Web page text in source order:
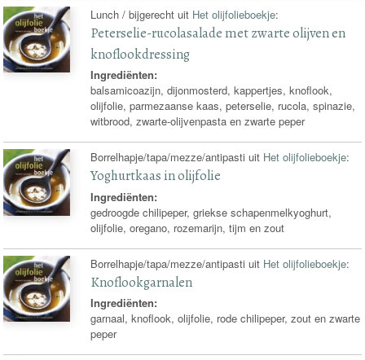
Lunch / bijgerecht uit Het olijfolieboekje:
Peterselie-rucolasalade met zwarte olijven en
knoflookdressing
Ingrediënten:
balsamicoazijn, dijonmosterd, kappertjes, knoflook,
olijfolie, parmezaanse kaas, peterselie, rucola, spinazie,
witbrood, zwarte-olijvenpasta en zwarte peper
Borrelhapje/tapa/mezze/antipasti uit Het olijfolieboekje:
Yoghurtkaas in olijfolie
Ingrediënten:
gedroogde chilipeper, griekse schapenmelkyoghurt,
olijfolie, oregano, rozemarijn, tijm en zout
Borrelhapje/tapa/mezze/antipasti uit Het olijfolieboekje:
Knoflookgarnalen
Ingrediënten:
garnaal, knoflook, olijfolie, rode chilipeper, zout en zwarte
peper